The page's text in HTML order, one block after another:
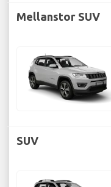
Mellanstor SUV
SUV